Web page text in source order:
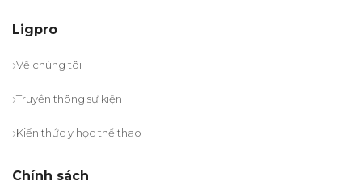
Ligpro
Về chúng tôi
Truyền thông sự kiện
Kiến thức y học thể thao
Chính sách